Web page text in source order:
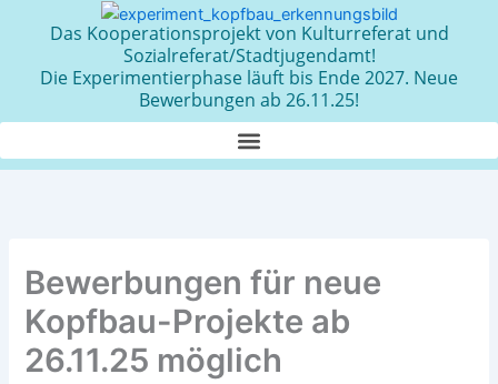
Das Kooperationsprojekt von Kulturreferat und
Sozialreferat/Stadtjugendamt!
Die Experimentierphase läuft bis Ende 2027. Neue
Bewerbungen ab 26.11.25!
Bewerbungen für neue
Kopfbau-Projekte ab
26.11.25 möglich